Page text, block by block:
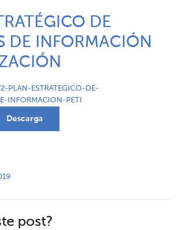
DE
DE INFORMACIÓN
PLAN-ESTRATEGICO-DE-
INFORMACION-PETI
Descarga
post?